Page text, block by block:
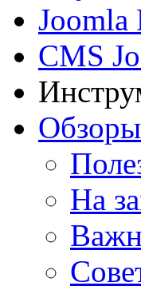
Joomla
CMS
Обзоры
На